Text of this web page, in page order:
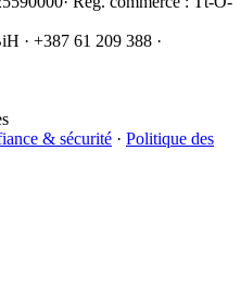
· +387 61 209 388 ·
& sécurité · Politique des